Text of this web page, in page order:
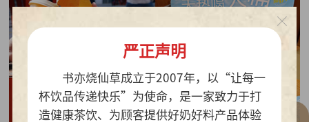
严正声明
书亦烧仙草成立于2007年，以“让每一
杯饮品传递快乐”为使命，是一家致力于打
造健康茶饮、为顾客提供好奶好料产品体验